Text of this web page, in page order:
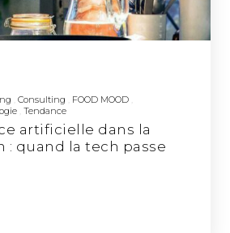
Consulting
FOOD MOOD
Tendance
artificielle dans la
: quand la tech passe